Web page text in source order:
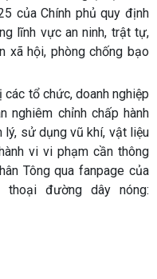
của Chính phủ quy định
lĩnh vực an ninh, trật tự,
xã hội, phòng chống bạo
tổ chức, doanh nghiệp
nghiêm chỉnh chấp hành
lý, sử dụng vũ khí, vật liệu
vi vi phạm cần thông
Tông qua fanpage của
đường dây nóng: